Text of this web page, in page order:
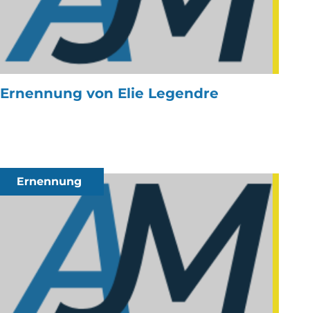
Ernennung von Elie Legendre
Ernennung